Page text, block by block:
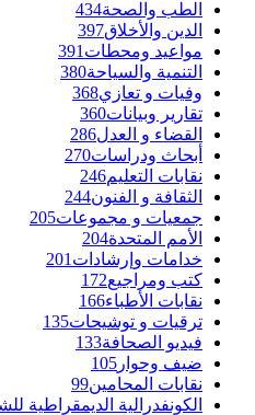
الطب والصحة434
الدين والأخلاق397
مواعيد ومحطات 391
التنمية والسياحة380
وفيات و تعازي368
تقارير وبيانات360
القضاء و العدل286
أبحاث ودراسات270
نقابات التعليم246
الثقافة و الفنون244
جمعيات و مجموعات205
الأمم المتحدة204
خدامات وإرشادات 201
كتب ومراجيع172
نقابات الأطباء166
ترقيات و توشيحات135
فيديو الصحافة133
ضيف وحوار 105
نقابات المحامين99
الكونفدرالية الديمقراطية